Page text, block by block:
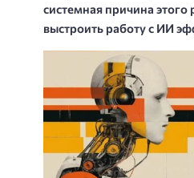
системная причина этого
выстроить работу с ИИ